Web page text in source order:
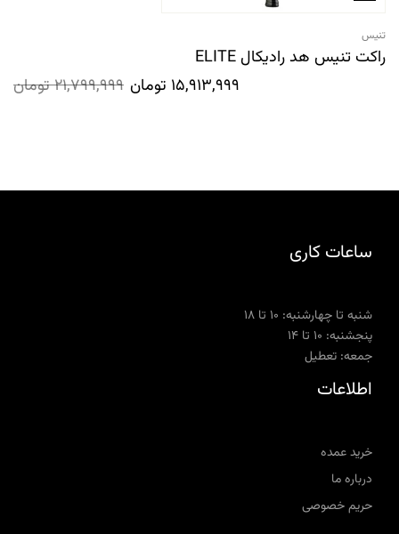
تنیس
راکت تنیس هد رادیکال ELITE
21,799,999تومان 15,913,999 تومان
ساعات کاری
شنبه تا چهارشنبه: ۱۰ تا ۱۸
پنجشنبه: ۱۰ تا ۱۴
جمعه: تعطیل
اطلاعات
خرید عمده
درباره ما
حریم خصوصی